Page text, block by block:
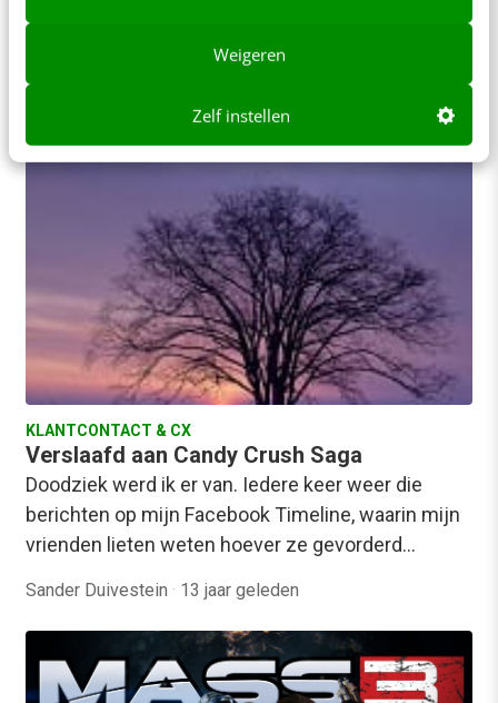
Weigeren
Zelf instellen
Maandag werd bekend dat na de zomer tien ‘Steve
Jobs-scholen’ openen in Nederland. Scholen waar
de iPad hét centrale leermiddel is. Een…
13 jaar geleden
KLANTCONTACT & CX
Verslaafd aan Candy Crush Saga
Doodziek werd ik er van. Iedere keer weer die
berichten op mijn Facebook Timeline, waarin mijn
vrienden lieten weten hoever ze gevorderd…
Sander Duivestein · 13 jaar geleden